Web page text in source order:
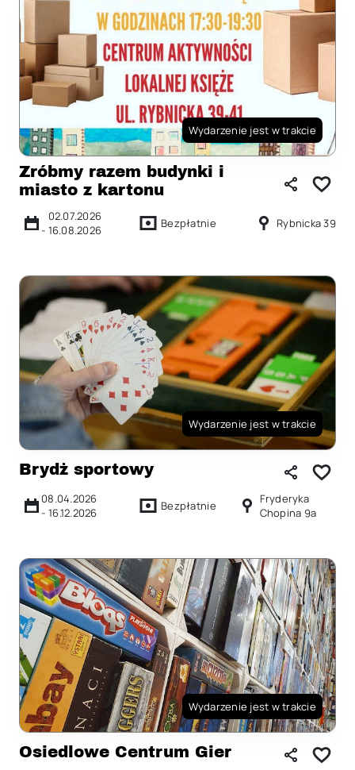
Wydarzenie jest w trakcie
Zróbmy razem budynki i
miasto z kartonu
02.07.2026
- 16.08.2026 Bezpłatnie Rybnicka 39
Wydarzenie jest w trakcie
Brydż sportowy
08.04.2026
- 16.12.2026 Bezpłatnie
Fryderyka
Chopina 9a
Wydarzenie jest w trakcie
Osiedlowe Centrum Gier